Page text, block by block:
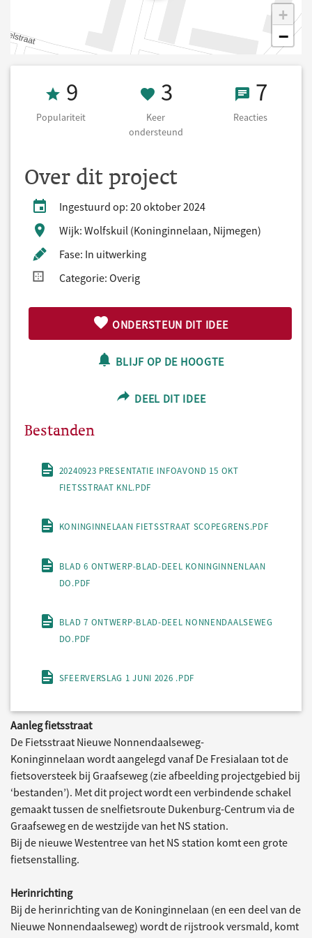
+
−
Populariteit 9
9
Populariteit
3 Keer
3
Keer
ondersteund
7 7
Reacties
Over dit project
Ingestuurd op: 20 oktober 2024
Wijk: Wolfskuil (Koninginnelaan, Nijmegen)
Fase: In uitwerking
Categorie: Overig
ONDERSTEUN DIT IDEE
BLIJF OP DE HOOGTE
DEEL DIT IDEE
Bestanden
20240923 PRESENTATIE INFOAVOND 15 OKT
FIETSSTRAAT KNL.PDF
KONINGINNELAAN FIETSSTRAAT SCOPEGRENS.PDF
BLAD 6 ONTWERP-BLAD-DEEL KONINGINNENLAAN
DO.PDF
BLAD 7 ONTWERP-BLAD-DEEL NONNENDAALSEWEG
DO.PDF
SFEERVERSLAG 1 JUNI 2026 .PDF
Aanleg fietsstraat
De Fietsstraat Nieuwe Nonnendaalseweg-
Koninginnelaan wordt aangelegd vanaf De Fresialaan tot de
fietsoversteek bij Graafseweg (zie afbeelding projectgebied bij
‘bestanden’). Met dit project wordt een verbindende schakel
gemaakt tussen de snelfietsroute Dukenburg-Centrum via de
Graafseweg en de westzijde van het NS station.
Bij de nieuwe Westentree van het NS station komt een grote
fietsenstalling.
Herinrichting
Bij de herinrichting van de Koninginnelaan (en een deel van de
Nieuwe Nonnendaalseweg) wordt de rijstrook versmald, komt